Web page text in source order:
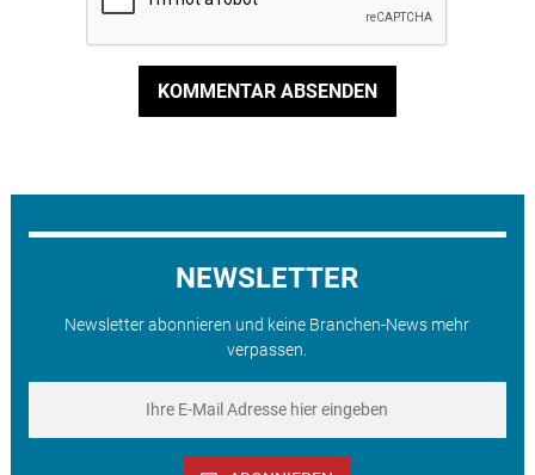
KOMMENTAR ABSENDEN
NEWSLETTER
Newsletter abonnieren und keine Branchen-News mehr
verpassen.